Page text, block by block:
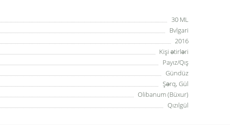
30 ML
Bvlgari
2016
Kişi ətirləri
Payız/Qış
Gündüz
Şərq, Gül
Olibanum (Büxur)
Qızılgül